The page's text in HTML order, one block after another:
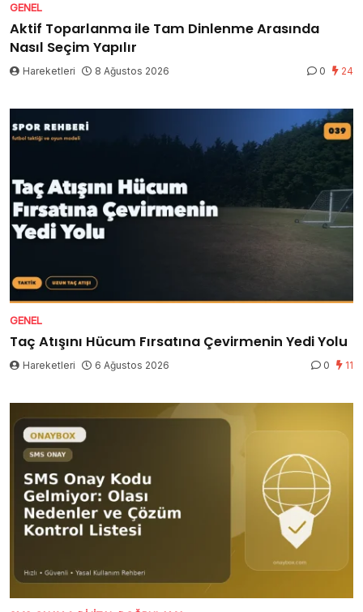
GENEL
Aktif Toparlanma ile Tam Dinlenme Arasında
Nasıl Seçim Yapılır
Hareketleri 8 Ağustos 2026 0 24
GENEL
Taç Atışını Hücum Fırsatına Çevirmenin Yedi Yolu
Hareketleri 6 Ağustos 2026 0 11